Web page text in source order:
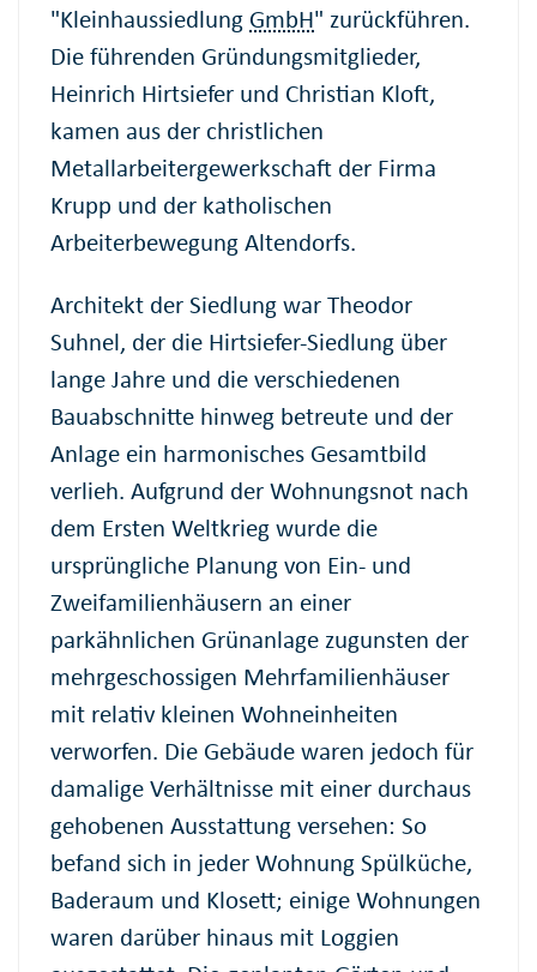
"Kleinhaussiedlung GmbH" zurückführen.
Die führenden Gründungsmitglieder,
Heinrich Hirtsiefer und Christian Kloft,
kamen aus der christlichen
Metallarbeitergewerkschaft der Firma
Krupp und der katholischen
Arbeiterbewegung Altendorfs.
Architekt der Siedlung war Theodor
Suhnel, der die Hirtsiefer-Siedlung über
lange Jahre und die verschiedenen
Bauabschnitte hinweg betreute und der
Anlage ein harmonisches Gesamtbild
verlieh. Aufgrund der Wohnungsnot nach
dem Ersten Weltkrieg wurde die
ursprüngliche Planung von Ein- und
Zweifamilienhäusern an einer
parkähnlichen Grünanlage zugunsten der
mehrgeschossigen Mehrfamilienhäuser
mit relativ kleinen Wohneinheiten
verworfen. Die Gebäude waren jedoch für
damalige Verhältnisse mit einer durchaus
gehobenen Ausstattung versehen: So
befand sich in jeder Wohnung Spülküche,
Baderaum und Klosett; einige Wohnungen
waren darüber hinaus mit Loggien